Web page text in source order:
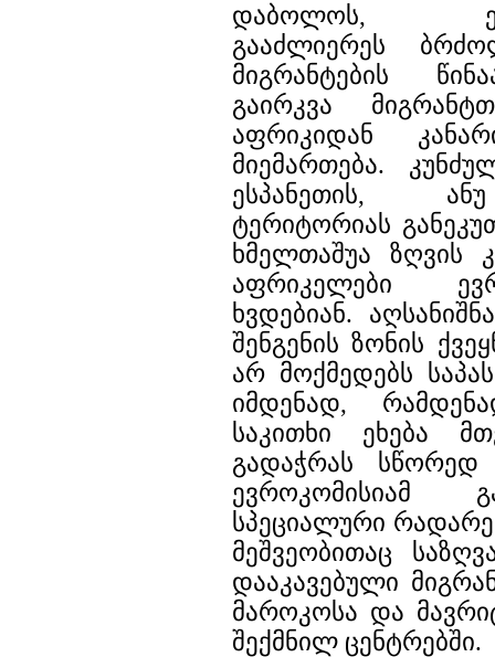
დაბოლოს,
გააძლიერეს
მიგრანტების
გაირკვა
აფრიკიდან
მიემართება.
ესპანეთის,
ტერიტორიას
ხმელთაშუა ზღვის
აფრიკელები
ხვდებიან.
შენგენის ზონის
არ მოქმედებს
იმდენად,
საკითხი ეხება
გადაჭრას სწორედ
ევროკომისიამ
სპეციალური
მეშვეობითაც
დააკავებული
მაროკოსა და
შექმნილ ცენტრებში.